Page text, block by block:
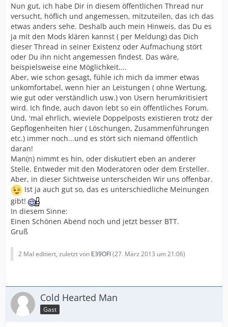
Nun gut, ich habe Dir in diesem öffentlichen Thread nur
versucht, höflich und angemessen, mitzuteilen, das ich das
etwas anders sehe. Deshalb auch mein Hinweis, das Du es
ja mit den Mods klären kannst ( per Meldung) das Dich
dieser Thread in seiner Existenz oder Aufmachung stört
oder Du ihn nicht angemessen findest. Das wäre,
beispielsweise eine Möglichkeit....
Aber, wie schon gesagt, fühle ich mich da immer etwas
unkomfortabel, wenn hier an Leistungen ( ohne Wertung,
wie gut oder verständlich usw.) von Usern herumkritisiert
wird. Ich finde, auch davon lebt so ein öffentliches Forum.
Und, 'mal ehrlich, wieviele Doppelposts existieren trotz der
Gepflogenheiten hier ( Löschungen, Zusammenführungen
etc.) immer noch...und es stört sich niemand öffentlich
daran!
Man(n) nimmt es hin, oder diskutiert eben an anderer
Stelle. Entweder mit den Moderatoren oder dem Ersteller.
Aber, in dieser Sichtweise unterscheiden Wir uns offenbar.
Ist ja auch gut so, das es unterschiedliche Meinungen
gibt!
In diesem Sinne:
Einen Schönen Abend noch und jetzt besser BTT.
Gruß
2 Mal editiert, zuletzt von E39OFI(27. März 2013 um 21:06)
Cold Hearted Man
Gast